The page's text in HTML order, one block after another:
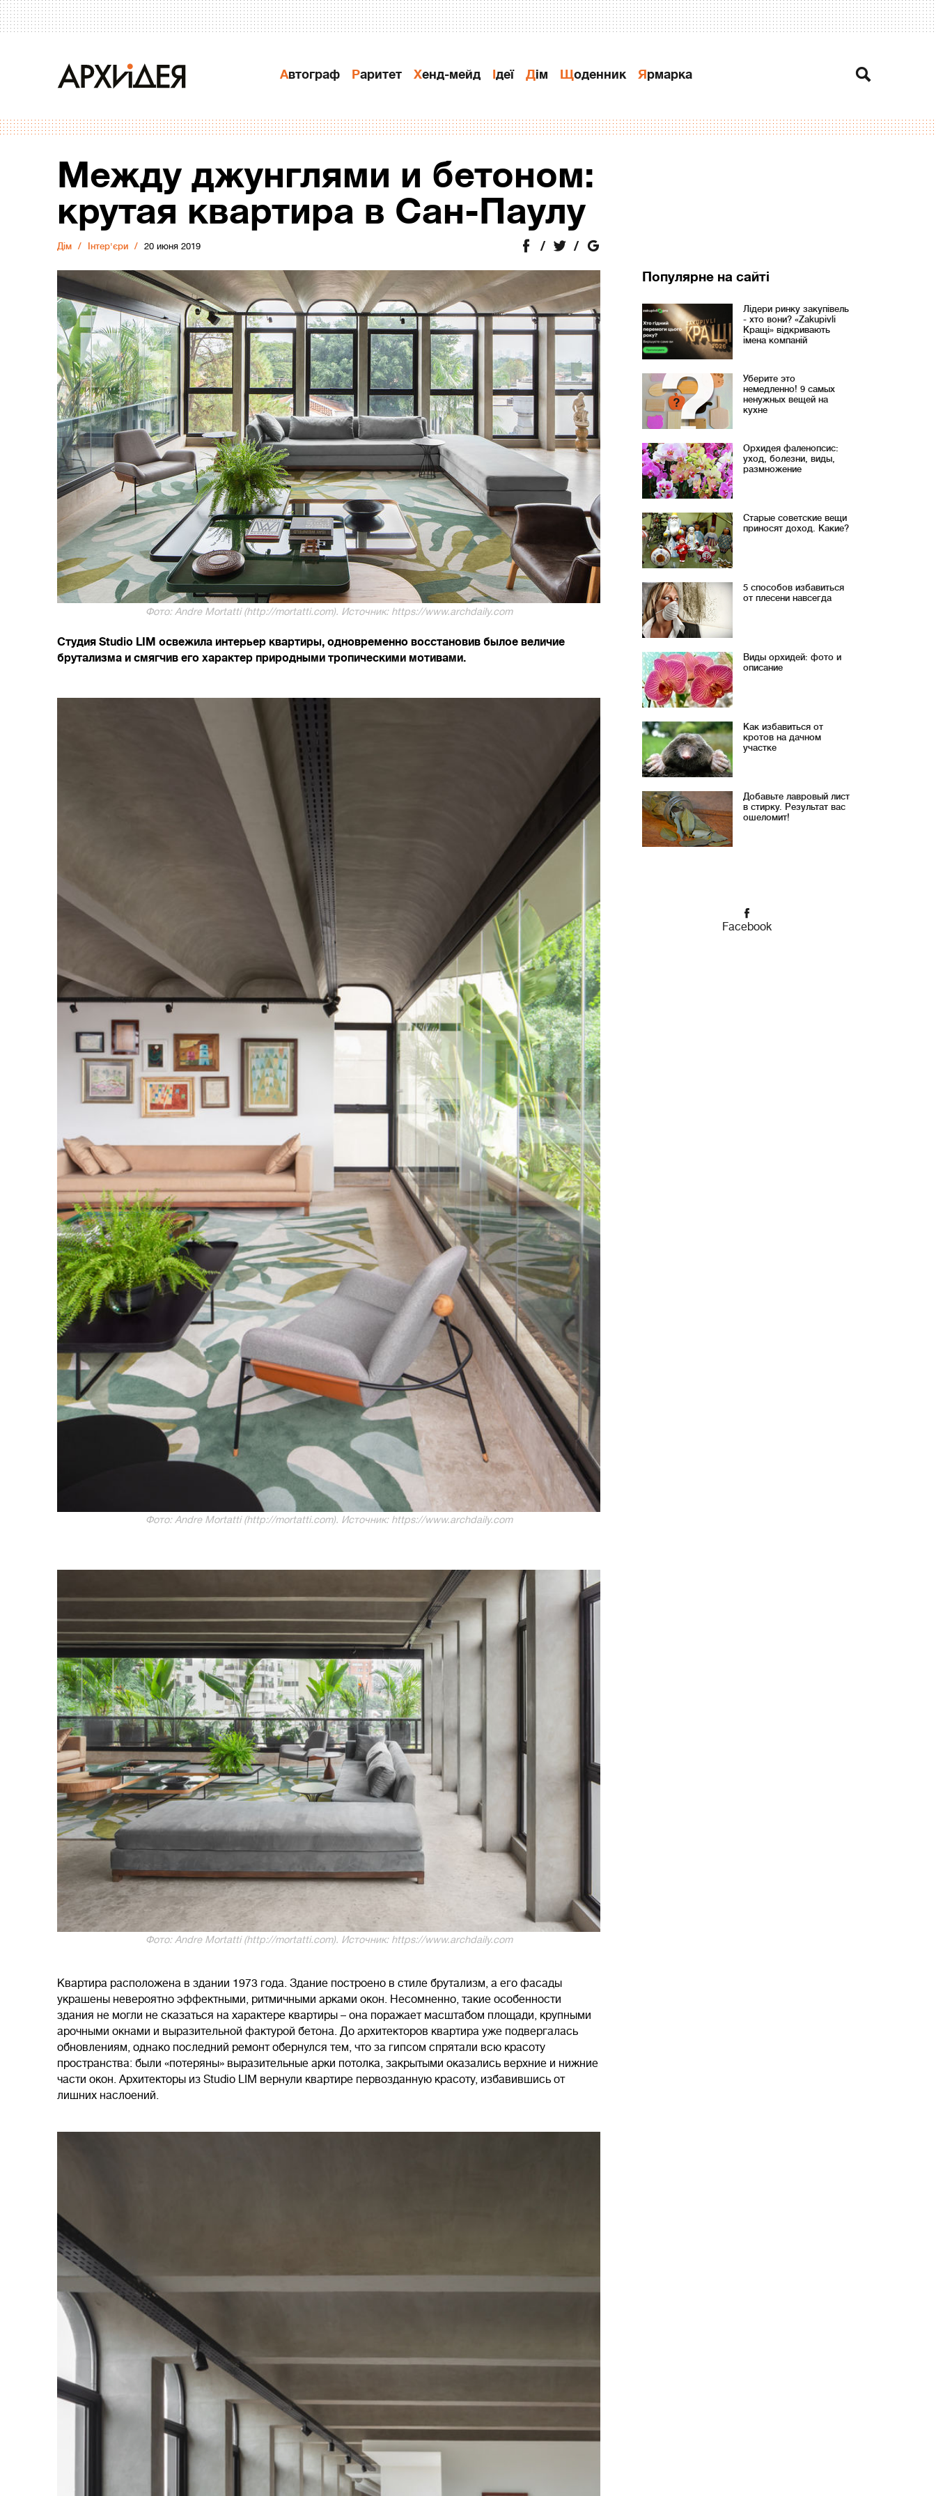
Автограф Раритет Хенд-мейд Ідеї Дiм Щоденник Ярмарка
Между джунглями и бетоном:
крутая квартира в Сан-Паулу
Дiм Інтер'єри 20 июня 2019
Фото: Andre Mortatti (http://mortatti.com). Источник: https://www.archdaily.com
Студия Studio LIM освежила интерьер квартиры, одновременно восстановив былое величие
брутализма и смягчив его характер природными тропическими мотивами.
Фото: Andre Mortatti (http://mortatti.com). Источник: https://www.archdaily.com
Фото: Andre Mortatti (http://mortatti.com). Источник: https://www.archdaily.com
Квартира расположена в здании 1973 года. Здание построено в стиле брутализм, а его фасады
украшены невероятно эффектными, ритмичными арками окон. Несомненно, такие особенности
здания не могли не сказаться на характере квартиры – она поражает масштабом площади, крупными
арочными окнами и выразительной фактурой бетона. До архитекторов квартира уже подвергалась
обновлениям, однако последний ремонт обернулся тем, что за гипсом спрятали всю красоту
пространства: были «потеряны» выразительные арки потолка, закрытыми оказались верхние и нижние
части окон. Архитекторы из Studio LIM вернули квартире первозданную красоту, избавившись от
лишних наслоений.
Популярне на сайті
Лідери ринку закупівель
- хто вони? «Zakupivli
Кращі» відкривають
імена компаній
Уберите это
немедленно! 9 самых
ненужных вещей на
кухне
Орхидея фаленопсис:
уход, болезни, виды,
размножение
Старые советские вещи
приносят доход. Какие?
5 способов избавиться
от плесени навсегда
Виды орхидей: фото и
описание
Как избавиться от
кротов на дачном
участке
Добавьте лавровый лист
в стирку. Результат вас
ошеломит!
Facebook